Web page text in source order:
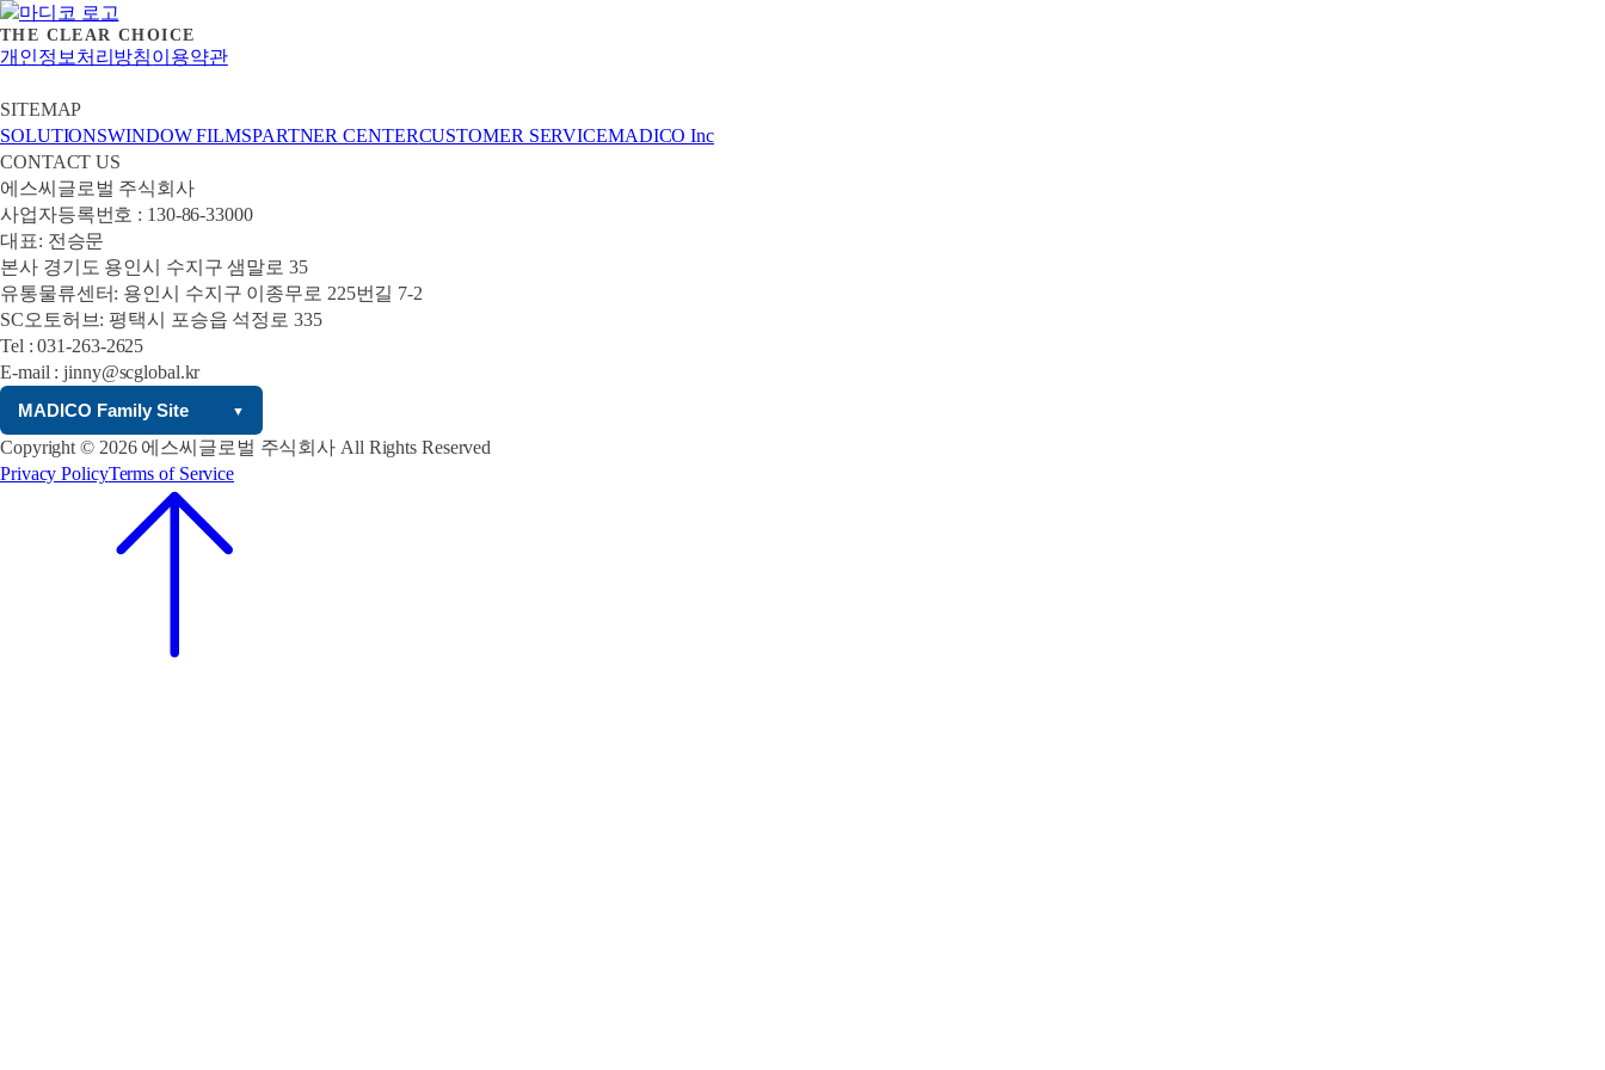
THE CLEAR CHOICE
개인정보처리방침이용약관
SITEMAP
SOLUTIONSWINDOW FILMSPARTNER CENTERCUSTOMER SERVICEMADICO Inc
CONTACT US
에스씨글로벌 주식회사
사업자등록번호 : 130-86-33000
대표: 전승문
본사 경기도 용인시 수지구 샘말로 35
유통물류센터: 용인시 수지구 이종무로 225번길 7-2
SC오토허브: 평택시 포승읍 석정로 335
Tel : 031-263-2625
E-mail : jinny@scglobal.kr
MADICO Family Site
▼
Copyright © 2026 에스씨글로벌 주식회사 All Rights Reserved
Privacy PolicyTerms of Service